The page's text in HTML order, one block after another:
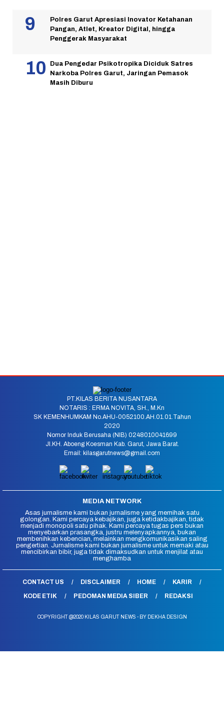
Polres Garut Apresiasi Inovator Ketahanan
Pangan, Atlet, Kreator Digital, hingga
Penggerak Masyarakat
Dua Pengedar Psikotropika Diciduk Satres
Narkoba Polres Garut, Jaringan Pemasok
Masih Diburu
PT.KILAS BERITA NUSANTARA
NOTARIS : ERMA NOVITA, SH., M.Kn
SK KEMENHUMKAM No.AHU-0052100.AH.01.01.Tahun
2020
Nomor Induk Berusaha (NIB) 0248010041699
Jl.KH. Aboeng Koesman Kab. Garut, Jawa Barat.
Email: kilasgarutnews@gmail.com
MEDIA NETWORK
Asas jurnalisme kami bukan jurnalisme yang memihak satu
golongan. Kami percaya kebajikan, juga ketidakbajikan, tidak
menjadi monopoli satu pihak. Kami percaya tugas pers bukan
menyebarkan prasangka, justru melenyapkannya, bukan
membenihkan kebencian, melainkan mengkomunikasikan saling
pengertian. Jurnalisme kami bukan jurnalisme untuk memaki atau
mencibirkan bibir, juga tidak dimaksudkan untuk menjilat atau
menghamba
CONTACT US DISCLAIMER HOME
KARIR
KODE ETIK
PEDOMAN MEDIA SIBER REDAKSI
COPYRIGHT @2020 KILAS GARUT NEWS - BY DEKHA DESIGN